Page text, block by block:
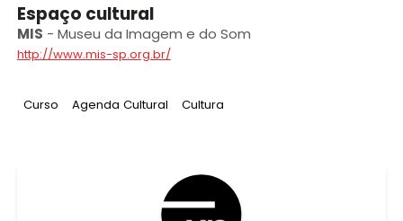
Espaço cultural
MIS - Museu da Imagem e do Som
http://www.mis-sp.org.br/
Tag:
Curso Tag:
Agenda Cultural Tag:
Cultura